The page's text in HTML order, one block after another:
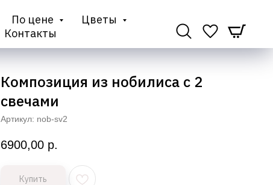
По цене
Цветы
Контакты
Композиция из нобилиса с 2
свечами
Артикул: nob-sv2
6900,00 р.
Купить